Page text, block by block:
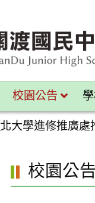
校園公告
大學進修推廣
校園公